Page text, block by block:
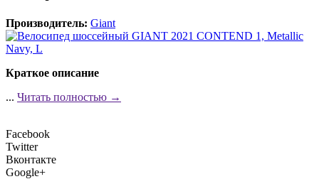
Производитель: Giant
Краткое описание
... Читать полностью →
Facebook
Twitter
Вконтакте
Google+